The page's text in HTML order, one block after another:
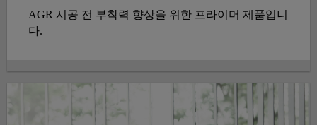
AGR 시공 전 부착력 향상을 위한 프라이머 제품입니
다.